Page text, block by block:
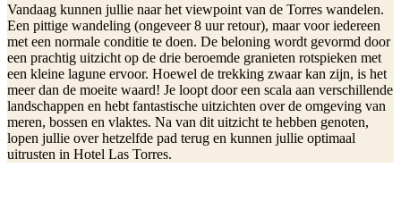
Vandaag kunnen jullie naar het viewpoint van de Torres wandelen.
Een pittige wandeling (ongeveer 8 uur retour), maar voor iedereen
met een normale conditie te doen. De beloning wordt gevormd door
een prachtig uitzicht op de drie beroemde granieten rotspieken met
een kleine lagune ervoor. Hoewel de trekking zwaar kan zijn, is het
meer dan de moeite waard! Je loopt door een scala aan verschillende
landschappen en hebt fantastische uitzichten over de omgeving van
meren, bossen en vlaktes. Na van dit uitzicht te hebben genoten,
lopen jullie over hetzelfde pad terug en kunnen jullie optimaal
uitrusten in Hotel Las Torres.